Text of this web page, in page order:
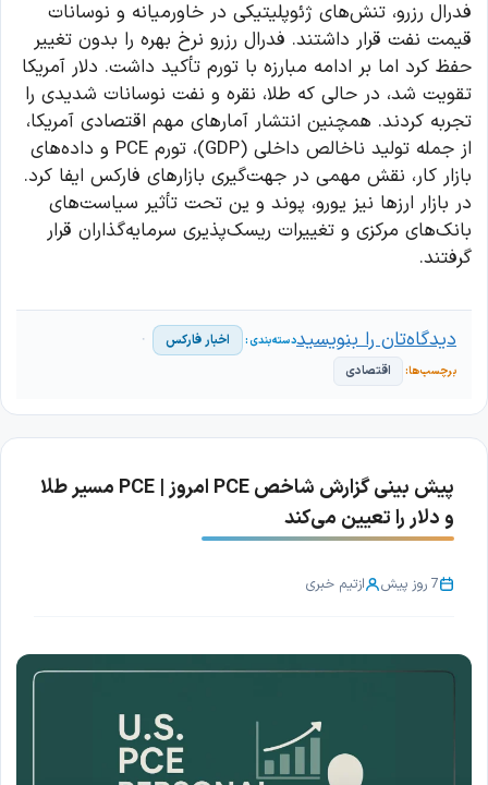
فدرال رزرو، تنش‌های ژئوپلیتیکی در خاورمیانه و نوسانات
قیمت نفت قرار داشتند. فدرال رزرو نرخ بهره را بدون تغییر
حفظ کرد اما بر ادامه مبارزه با تورم تأکید داشت. دلار آمریکا
تقویت شد، در حالی که طلا، نقره و نفت نوسانات شدیدی را
تجربه کردند. همچنین انتشار آمارهای مهم اقتصادی آمریکا،
از جمله تولید ناخالص داخلی (GDP)، تورم PCE و داده‌های
بازار کار، نقش مهمی در جهت‌گیری بازارهای فارکس ایفا کرد.
در بازار ارزها نیز یورو، پوند و ین تحت تأثیر سیاست‌های
بانک‌های مرکزی و تغییرات ریسک‌پذیری سرمایه‌گذاران قرار
گرفتند.
اخبار فارکس
اقتصادی
دیدگاه‌تان را بنویسید
پیش بینی گزارش شاخص PCE امروز | PCE مسیر طلا
و دلار را تعیین می‌کند
7 روز پیش ازتیم خبری